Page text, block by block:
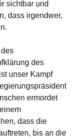
sichtbar und
dass irgendwer,
des
unser Kampf
ermordet
dass die
bis an die